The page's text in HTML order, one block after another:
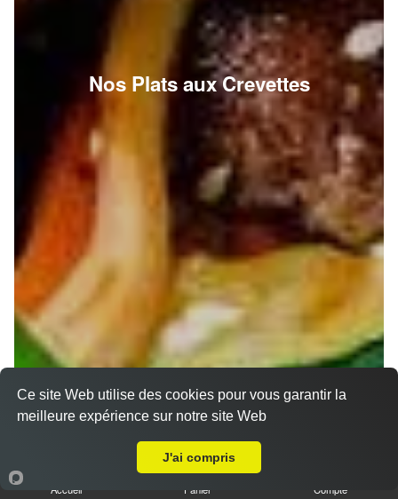
Nos Plats aux Crevettes
Accueil Panier Compte
Ce site Web utilise des cookies pour vous garantir la
meilleure expérience sur notre site Web
J'ai compris